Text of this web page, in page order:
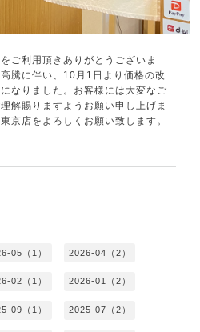
ご利用頂きありがとうございま
騰に伴い、10月1日より価格の改
なりました。お客様には大変なご
解賜りますようお願い申し上げま
京店をよろしくお願い致します。
05（1） 2026-04（2）
02（1） 2026-01（2）
09（1） 2025-07（2）